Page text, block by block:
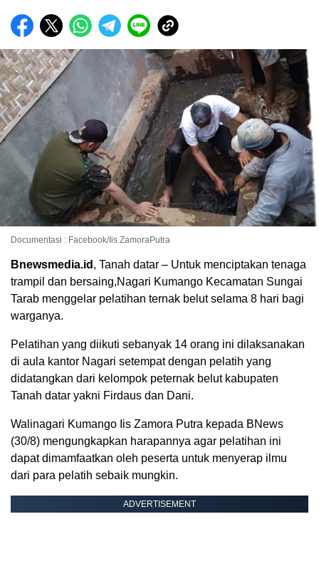
Documentasi : Facebook/Iis.ZamoraPutra
Bnewsmedia.id , Tanah datar – Untuk menciptakan tenaga
trampil dan bersaing,Nagari Kumango Kecamatan Sungai
Tarab menggelar pelatihan ternak belut selama 8 hari bagi
warganya.
Pelatihan yang diikuti sebanyak 14 orang ini dilaksanakan
di aula kantor Nagari setempat dengan pelatih yang
didatangkan dari kelompok peternak belut kabupaten
Tanah datar yakni Firdaus dan Dani.
Walinagari Kumango Iis Zamora Putra kepada BNews
(30/8) mengungkapkan harapannya agar pelatihan ini
dapat dimamfaatkan oleh peserta untuk menyerap ilmu
dari para pelatih sebaik mungkin.
ADVERTISEMENT